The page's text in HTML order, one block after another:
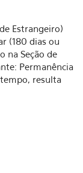
Estrangeiro)
(180 dias ou
na Seção de
Permanência
resulta